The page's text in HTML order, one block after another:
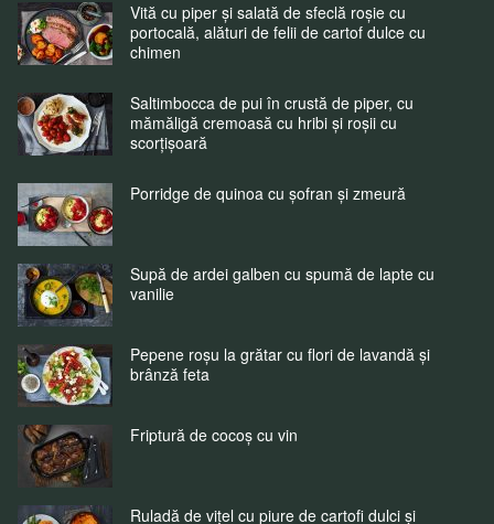
Vită cu piper și salată de sfeclă roșie cu
portocală, alături de felii de cartof dulce cu
chimen
Saltimbocca de pui în crustă de piper, cu
mămăligă cremoasă cu hribi și roșii cu
scorțișoară
Porridge de quinoa cu șofran și zmeură
Supă de ardei galben cu spumă de lapte cu
vanilie
Pepene roșu la grătar cu flori de lavandă și
brânză feta
Friptură de cocoș cu vin
Ruladă de vițel cu piure de cartofi dulci și